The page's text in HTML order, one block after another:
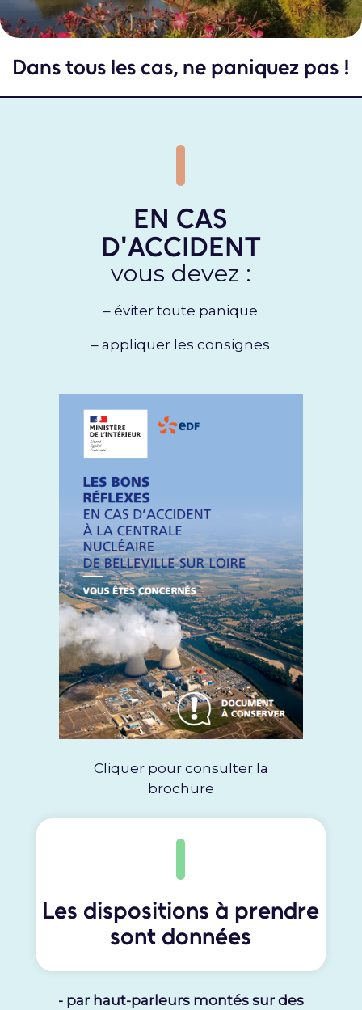
Dans tous les cas, ne paniquez pas !
EN CAS
D'ACCIDENT
vous devez :
– éviter toute panique
– appliquer les consignes
Cliquer pour consulter la
brochure
Les dispositions à prendre
sont données
- par haut-parleurs montés sur des